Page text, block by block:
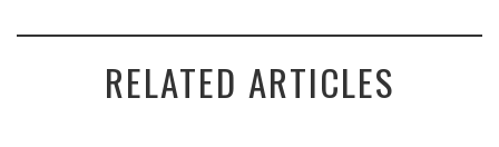
RELATED ARTICLES